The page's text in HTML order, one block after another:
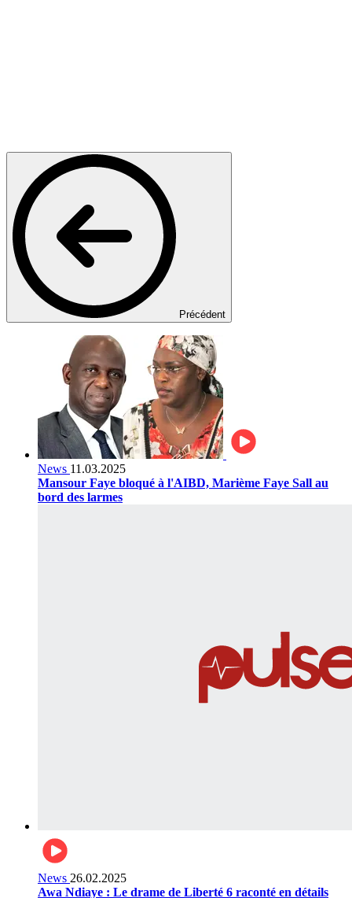
Précédent
News 11.03.2025
Mansour Faye bloqué à l'AIBD, Marième Faye Sall au
bord des larmes
News 26.02.2025
Awa Ndiaye : Le drame de Liberté 6 raconté en détails